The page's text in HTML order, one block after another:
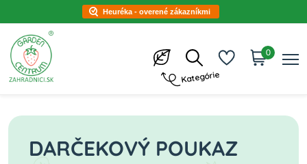
Heuréka - overené zákazníkmi
Kategórie
0
DARČEKOVÝ POUKAZ